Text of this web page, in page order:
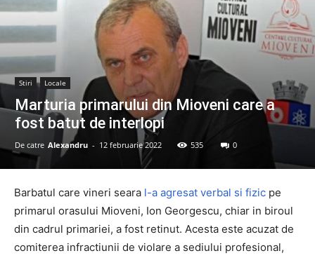
Stiri Locale
Marturia primarului din Mioveni care a
fost batut de interlopi
De catre Alexandru - 12 februarie 2022 535 0
Barbatul care vineri seara l-a agresat verbal si fizic pe
primarul orasului Mioveni, Ion Georgescu, chiar in biroul
din cadrul primariei, a fost retinut. Acesta este acuzat de
comiterea infractiunii de violare a sediului profesional,